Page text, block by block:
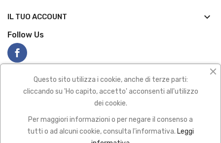
IL TUO ACCOUNT 
Follow Us
2022 All Rights Reserved
Questo sito utilizza i cookie, anche di terze parti:
cliccando su 'Ho capito, accetto' acconsenti all'utilizzo
dei cookie.
Per maggiori informazioni o per negare il consenso a
tutti o ad alcuni cookie, consulta l'informativa. Leggi